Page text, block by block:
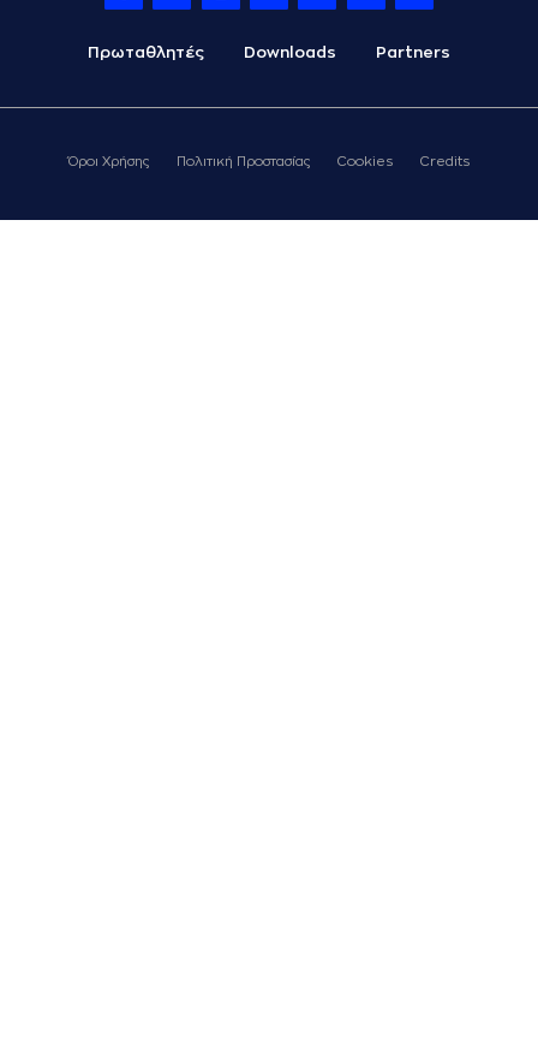
Πρωταθλητές Downloads Partners
Όροι Χρήσης Πολιτική Προστασίας Cookies Credits